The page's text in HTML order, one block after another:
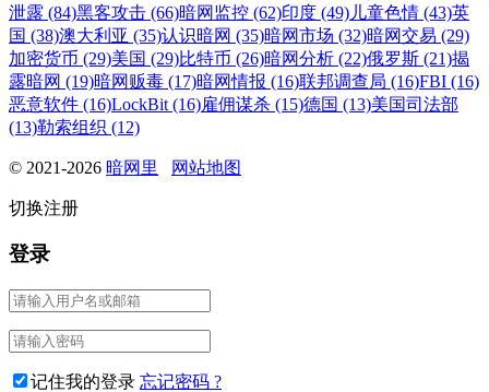
泄露 (84)黑客攻击 (66)暗网监控 (62)印度 (49) 儿童色情 (43)英
国 (38)澳大利亚 (35)认识暗网 (35)暗网市场 (32)暗网交易 (29)
加密货币 (29)美国 (29)比特币 (26)暗网分析 (22)俄罗斯 (21)揭
露暗网 (19)暗网贩毒 (17)暗网情报 (16)联邦调查局 (16)FBI (16)
恶意软件 (16)LockBit (16)雇佣谋杀 (15)德国 (13)美国司法部
(13)勒索组织 (12)
© 2021-2026 暗网里 网站地图
切换注册
登录
记住我的登录 忘记密码 ?